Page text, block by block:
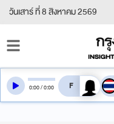
วันเสาร์ ที่ 8 สิงหาคม 2569
0:00/0:00 สลับเสียงอ่